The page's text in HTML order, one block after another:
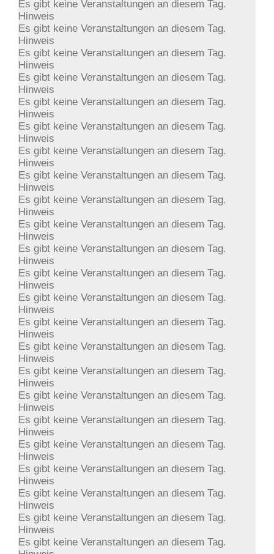
Es gibt keine Veranstaltungen an diesem Tag.
Hinweis
Es gibt keine Veranstaltungen an diesem Tag.
Hinweis
Es gibt keine Veranstaltungen an diesem Tag.
Hinweis
Es gibt keine Veranstaltungen an diesem Tag.
Hinweis
Es gibt keine Veranstaltungen an diesem Tag.
Hinweis
Es gibt keine Veranstaltungen an diesem Tag.
Hinweis
Es gibt keine Veranstaltungen an diesem Tag.
Hinweis
Es gibt keine Veranstaltungen an diesem Tag.
Hinweis
Es gibt keine Veranstaltungen an diesem Tag.
Hinweis
Es gibt keine Veranstaltungen an diesem Tag.
Hinweis
Es gibt keine Veranstaltungen an diesem Tag.
Hinweis
Es gibt keine Veranstaltungen an diesem Tag.
Hinweis
Es gibt keine Veranstaltungen an diesem Tag.
Hinweis
Es gibt keine Veranstaltungen an diesem Tag.
Hinweis
Es gibt keine Veranstaltungen an diesem Tag.
Hinweis
Es gibt keine Veranstaltungen an diesem Tag.
Hinweis
Es gibt keine Veranstaltungen an diesem Tag.
Hinweis
Es gibt keine Veranstaltungen an diesem Tag.
Hinweis
Es gibt keine Veranstaltungen an diesem Tag.
Hinweis
Es gibt keine Veranstaltungen an diesem Tag.
Hinweis
Es gibt keine Veranstaltungen an diesem Tag.
Hinweis
Es gibt keine Veranstaltungen an diesem Tag.
Hinweis
Es gibt keine Veranstaltungen an diesem Tag.